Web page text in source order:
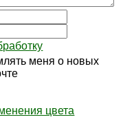
меня о новых
цвета